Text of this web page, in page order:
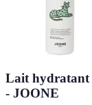
Lait hydratant
- JOONE